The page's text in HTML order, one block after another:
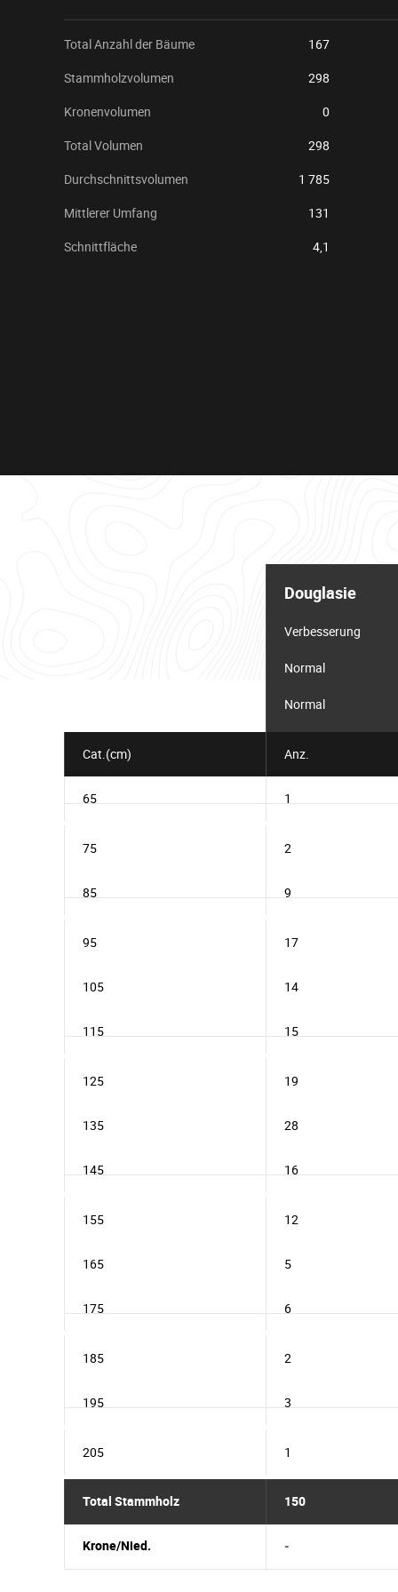
Total Anzahl der Bäume 167
Stammholzvolumen
298
Kronenvolumen
0
Total Volumen
298
Durchschnittsvolumen
1 785
Mittlerer Umfang
131
Schnittfläche
4,1
Douglasie
Verbesserung
Normal
Normal
Cat.(cm) Anz.
65 1
75 2
85 9
95 17
105 14
115 15
125 19
135 28
145 16
155 12
165 5
175 6
185 2
195 3
205 1
Total Stammholz 150
Krone/Nied. -